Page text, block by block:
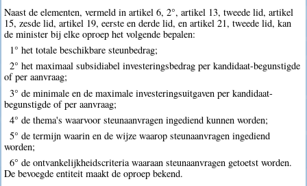
Naast de elementen, vermeld in artikel 6, 2°, artikel 13, tweede lid, artikel
15, zesde lid, artikel 19, eerste en derde lid, en artikel 21, tweede lid, kan
de minister bij elke oproep het volgende bepalen:
1° het totale beschikbare steunbedrag;
2° het maximaal subsidiabel investeringsbedrag per kandidaat-begunstigde
of per aanvraag;
3° de minimale en de maximale investeringsuitgaven per kandidaat-
begunstigde of per aanvraag;
4° de thema's waarvoor steunaanvragen ingediend kunnen worden;
5° de termijn waarin en de wijze waarop steunaanvragen ingediend
worden;
6° de ontvankelijkheidscriteria waaraan steunaanvragen getoetst worden.
De bevoegde entiteit maakt de oproep bekend.